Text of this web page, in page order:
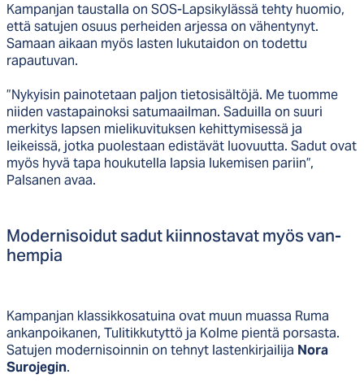
Kampanjan taustalla on SOS-Lapsikylässä tehty huomio,
että satujen osuus perheiden arjessa on vähentynyt.
Samaan aikaan myös lasten lukutaidon on todettu
rapautuvan.
”Nykyisin painotetaan paljon tietosisältöjä. Me tuomme
niiden vastapainoksi satumaailman. Saduilla on suuri
merkitys lapsen mielikuvituksen kehittymisessä ja
leikeissä, jotka puolestaan edistävät luovuutta. Sadut ovat
myös hyvä tapa houkutella lapsia lukemisen pariin”,
Palsanen avaa.
Mo­der­ni­soi­dut sa­dut kiin­nos­ta­vat myös van­
hem­pia
Kampanjan klassikkosatuina ovat muun muassa Ruma
ankanpoikanen, Tulitikkutyttö ja Kolme pientä porsasta.
Satujen modernisoinnin on tehnyt lastenkirjailija Nora
Surojegin.